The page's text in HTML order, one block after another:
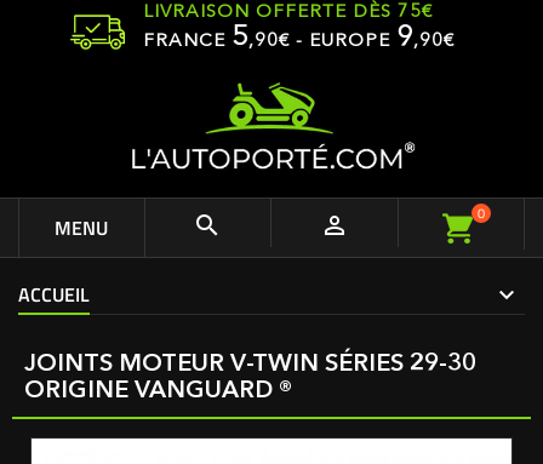
LIVRAISON OFFERTE DÈS 75€
FRANCE 5,90€ - EUROPE 9,90€
MENU   0
ACCUEIL
JOINTS MOTEUR V-TWIN SÉRIES 29-30
ORIGINE VANGUARD ®